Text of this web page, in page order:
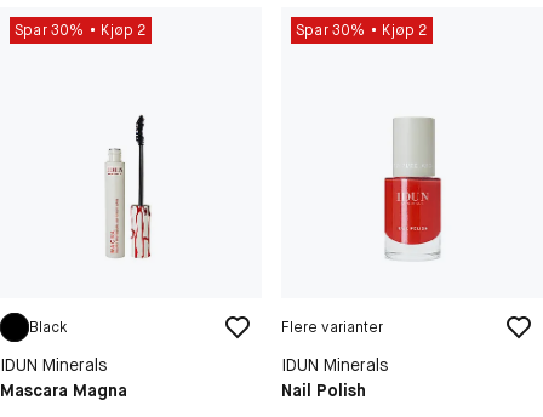
Spar 30% Kjøp 2
Black
IDUN Minerals
Mascara Magna
Spar 30% Kjøp 2
Flere varianter
IDUN Minerals
Nail Polish